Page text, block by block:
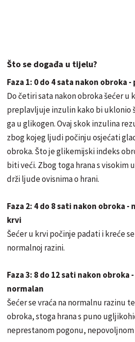
Što se događa u tijelu?
Faza 1: 0 do 4 sata nakon obroka
Do četiri sata nakon obroka šećer u
preplavljuje inzulin kako bi uklonio
ga u glikogen. Ovaj skok inzulina
zbog kojeg ljudi počinju osjećati
obroka. Što je glikemijski indeks
biti veći. Zbog toga hrana s
drži ljude ovisnima o hrani.
Faza 2: 4 do 8 sati nakon obroka -
krvi
Šećer u krvi počinje padati i kreće
normalnoj razini.
Faza 3: 8 do 12 sati nakon obroka
normalan
Šećer se vraća na normalnu razinu
obroka, stoga hrana s puno
neprestanom pogonu, nepovoljnom